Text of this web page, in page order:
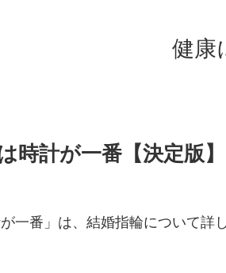
健康
時計が一番【決定版】
一番」は、結婚指輪について詳